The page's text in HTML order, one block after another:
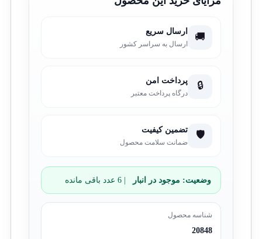
🚚 ارسال سریع
ارسال به سراسر کشور
🔒 پرداخت امن
درگاه پرداخت معتبر
🛡️ تضمین کیفیت
ضمانت سلامت محصول
وضعیت: موجود در انبار
شناسه محصول
20848